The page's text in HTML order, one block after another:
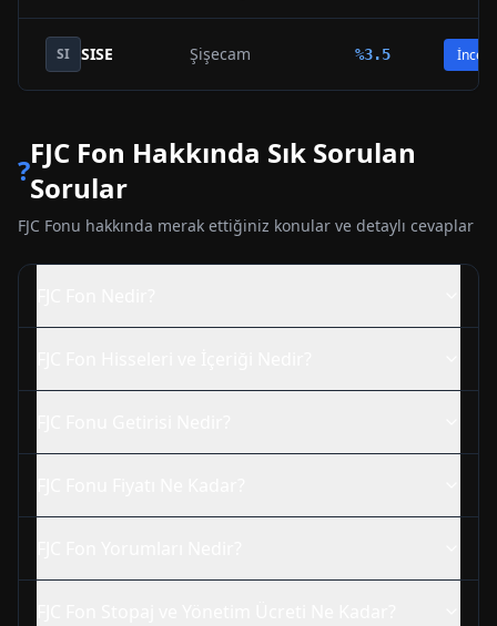
SI SISE Şişecam %3.5 İncele
?FJC Fon Hakkında Sık Sorulan
Sorular
FJC Fonu hakkında merak ettiğiniz konular ve detaylı cevaplar